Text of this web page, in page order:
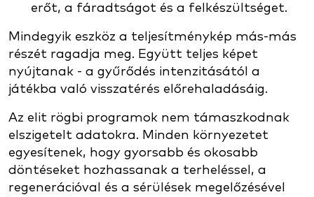
erőt, a fáradtságot és a felkészültséget.
Mindegyik eszköz a teljesítménykép más-más
részét ragadja meg. Együtt teljes képet
nyújtanak - a gyűrődés intenzitásától a
játékba való visszatérés előrehaladásáig.
Az elit rögbi programok nem támaszkodnak
elszigetelt adatokra. Minden környezetet
egyesítenek, hogy gyorsabb és okosabb
döntéseket hozhassanak a terheléssel, a
regenerációval és a sérülések megelőzésével